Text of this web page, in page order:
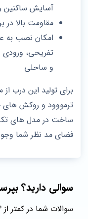
آسایش ساکنین
مقاومت بالا در
امکان نصب به
تفریحی،
و ساحلی
برای تولید این درب از
ترمووود و روکش های
ساخت در مدل های
فضای مد نظر شما
سوالی دارید؟
سوالات شما در کمتر از 24 ساعت پاسخ داده خواهند شد